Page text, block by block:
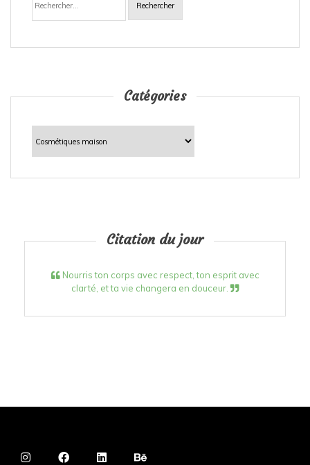
Catégories
Catégories
Citation du jour
Nourris ton corps avec respect, ton esprit avec
clarté, et ta vie changera en douceur.